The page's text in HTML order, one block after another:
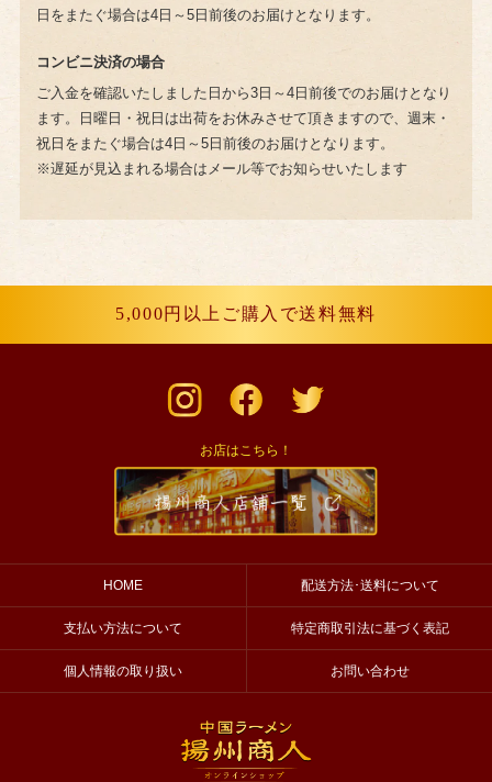
日をまたぐ場合は4日～5日前後のお届けとなります。
コンビニ決済の場合
ご入金を確認いたしました日から3日～4日前後でのお届けとなり
ます。日曜日・祝日は出荷をお休みさせて頂きますので、週末・
祝日をまたぐ場合は4日～5日前後のお届けとなります。
※遅延が見込まれる場合はメール等でお知らせいたします
5,000円以上ご購入で送料無料
お店はこちら！
HOME 配送方法･送料について
支払い方法について 特定商取引法に基づく表記
個人情報の取り扱い お問い合わせ